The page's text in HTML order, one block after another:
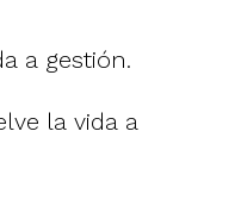
a gestión.
la vida a